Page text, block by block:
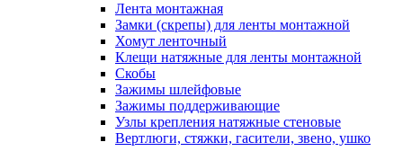
Лента монтажная
Замки (скрепы) для ленты монтажной
Хомут ленточный
Клещи натяжные для ленты монтажной
Скобы
Зажимы шлейфовые
Зажимы поддерживающие
Узлы крепления натяжные стеновые
Вертлюги, стяжки, гасители, звено, ушко